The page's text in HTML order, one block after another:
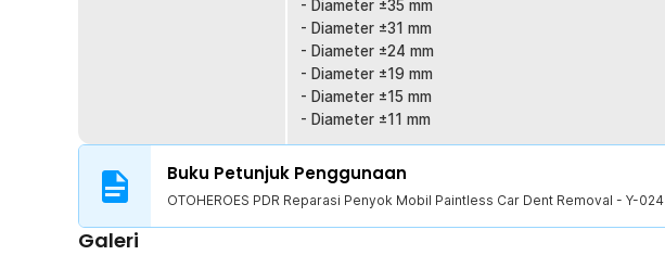
- Diameter ±35 mm
- Diameter ±31 mm
- Diameter ±24 mm
- Diameter ±19 mm
- Diameter ±15 mm
- Diameter ±11 mm
Buku Petunjuk Penggunaan
OTOHEROES PDR Reparasi Penyok Mobil Paintless Car Dent Removal - Y-024
Galeri